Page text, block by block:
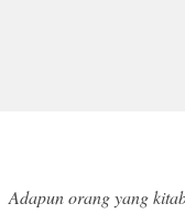
Adapun orang yang